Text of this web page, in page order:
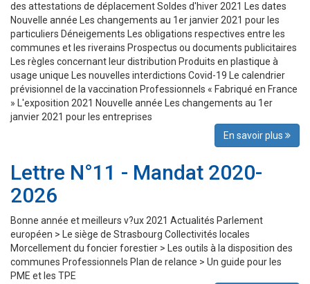
des attestations de déplacement Soldes d'hiver 2021 Les dates
Nouvelle année Les changements au 1er janvier 2021 pour les
particuliers Déneigements Les obligations respectives entre les
communes et les riverains Prospectus ou documents publicitaires
Les règles concernant leur distribution Produits en plastique à
usage unique Les nouvelles interdictions Covid-19 Le calendrier
prévisionnel de la vaccination Professionnels « Fabriqué en France
» L'exposition 2021 Nouvelle année Les changements au 1er
janvier 2021 pour les entreprises
En savoir plus
Lettre N°11 - Mandat 2020-
2026
Bonne année et meilleurs v?ux 2021 Actualités Parlement
européen > Le siège de Strasbourg Collectivités locales
Morcellement du foncier forestier > Les outils à la disposition des
communes Professionnels Plan de relance > Un guide pour les
PME et les TPE